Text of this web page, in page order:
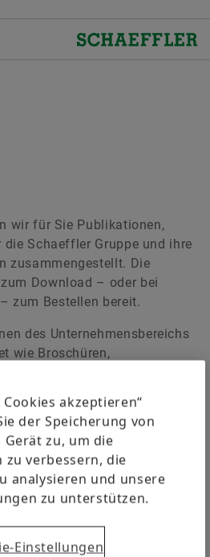
Management
& Logistik
Solutions
in Ihrem Medienkorb.
Sie:
je Medium
Ein Verkauf unentgeltlich
ist
Jetzt bestellen
wir für Sie Publikationen,
Schaeffler Gruppe und ihre
zusammengestellt. Die
Download – oder bei
zum Bestellen bereit.
des Unternehmensbereichs
wie Broschüren,
akzeptieren“
der Speicherung von
zu, um die
verbessern, die
analysieren und unsere
zu unterstützen.
Einstellungen